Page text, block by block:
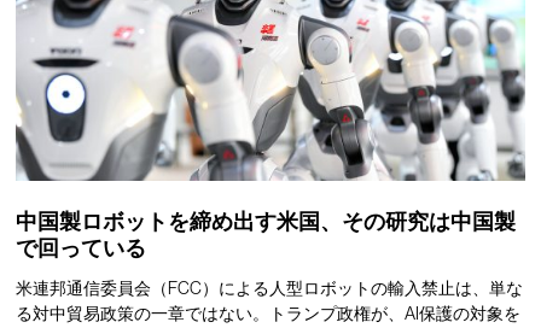
中国製ロボットを締め出す米国、その研究は中国製
で回っている
米連邦通信委員会（FCC）による人型ロボットの輸入禁止は、単な
る対中貿易政策の一章ではない。トランプ政権が、AI保護の対象を